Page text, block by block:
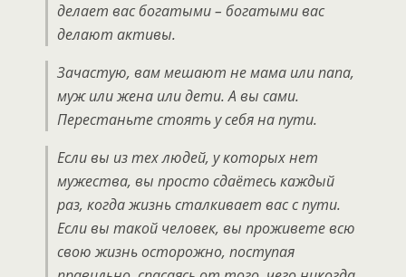
делает вас богатыми – богатыми вас
делают активы.
Зачастую, вам мешают не мама или папа,
муж или жена или дети. А вы сами.
Перестаньте стоять у себя на пути.
Если вы из тех людей, у которых нет
мужества, вы просто сдаётесь каждый
раз, когда жизнь сталкивает вас с пути.
Если вы такой человек, вы проживете всю
свою жизнь осторожно, поступая